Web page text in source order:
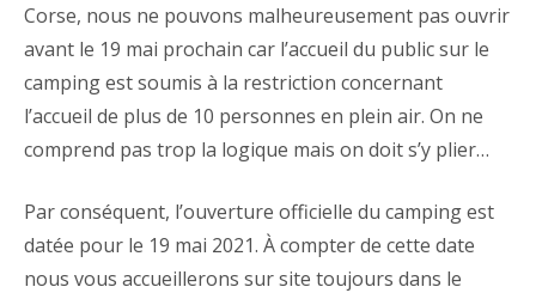
Corse, nous ne pouvons malheureusement pas ouvrir
avant le 19 mai prochain car l’accueil du public sur le
camping est soumis à la restriction concernant
l’accueil de plus de 10 personnes en plein air. On ne
comprend pas trop la logique mais on doit s’y plier…
Par conséquent, l’ouverture officielle du camping est
datée pour le 19 mai 2021. À compter de cette date
nous vous accueillerons sur site toujours dans le